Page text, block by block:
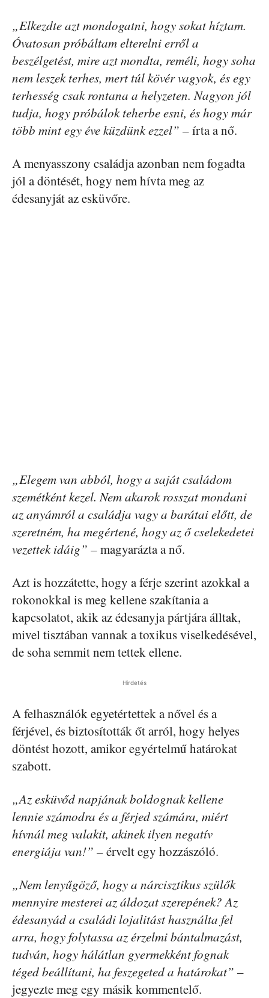
„Elkezdte azt mondogatni, hogy sokat híztam.
Óvatosan próbáltam elterelni erről a
beszélgetést, mire azt mondta, reméli, hogy soha
nem leszek terhes, mert túl kövér vagyok, és egy
terhesség csak rontana a helyzeten. Nagyon jól
tudja, hogy próbálok teherbe esni, és hogy már
több mint egy éve küzdünk ezzel” – írta a nő.
A menyasszony családja azonban nem fogadta
jól a döntését, hogy nem hívta meg az
édesanyját az esküvőre.
„Elegem van abból, hogy a saját családom
szemétként kezel. Nem akarok rosszat mondani
az anyámról a családja vagy a barátai előtt, de
szeretném, ha megértené, hogy az ő cselekedetei
vezettek idáig” – magyarázta a nő.
Azt is hozzátette, hogy a férje szerint azokkal a
rokonokkal is meg kellene szakítania a
kapcsolatot, akik az édesanyja pártjára álltak,
mivel tisztában vannak a toxikus viselkedésével,
de soha semmit nem tettek ellene.
Hirdetés
A felhasználók egyetértettek a nővel és a
férjével, és biztosították őt arról, hogy helyes
döntést hozott, amikor egyértelmű határokat
szabott.
„Az esküvőd napjának boldognak kellene
lennie számodra és a férjed számára, miért
hívnál meg valakit, akinek ilyen negatív
energiája van!” – érvelt egy hozzászóló.
„Nem lenyűgöző, hogy a nárcisztikus szülők
mennyire mesterei az áldozat szerepének? Az
édesanyád a családi lojalitást használta fel
arra, hogy folytassa az érzelmi bántalmazást,
tudván, hogy hálátlan gyermekként fognak
téged beállítani, ha feszegeted a határokat” –
jegyezte meg egy másik kommentelő.